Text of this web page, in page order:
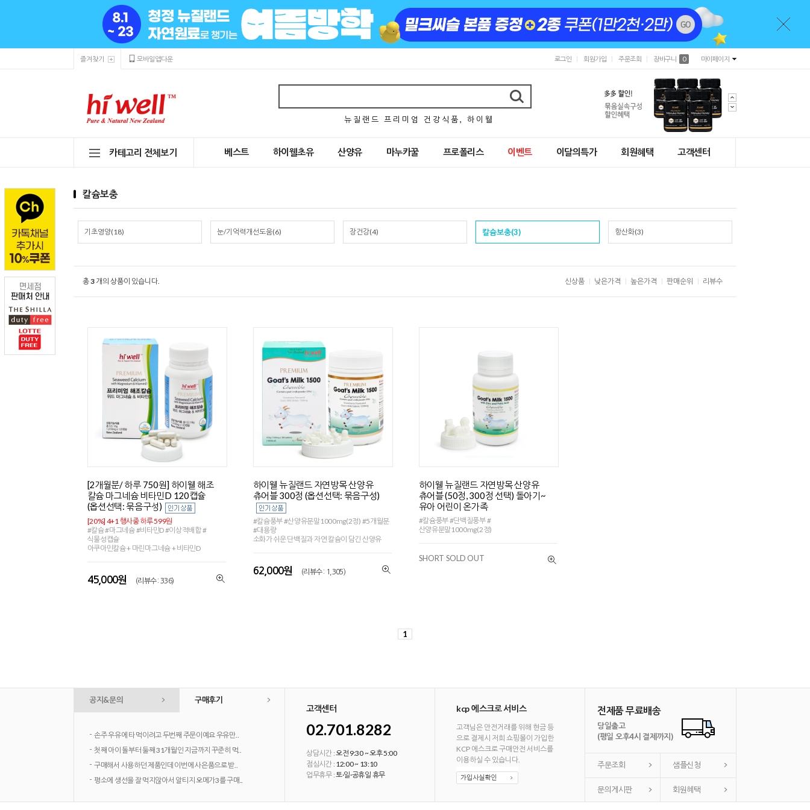
즐겨찾기 모바일앱다운 로그인 회원가입 주문조회 장바구니 0 마이페이지
뉴 질 랜 드 프 리 미 엄 건 강 식 품 , 하 이 웰
카테고리 전체보기 베스트 하이웰초유 산양유 마누카꿀 프로폴리스 이벤트 이달의특가 회원혜택 고객센터
칼슘보충
기초영양(18) 눈/기억력개선도움(6) 장건강(4) 칼슘보충(3) 항산화(3)
총3 개의 상품이 있습니다. 신상품 낮은가격 높은가격 판매순위 리뷰수
[2개월분/ 하루 750원] 하이웰 해조
칼슘 마그네슘 비타민D 120캡슐
(옵션선택: 묶음구성)
[20%] 4+1 행사중 하루 599원
#칼슘 #마그네슘 #비타민D #이상적배합 #
식물성캡슐
아쿠아민칼슘 + 마린마그네슘 + 비타민D
45,000원 (리뷰수 : 336)
하이웰 뉴질랜드 자연방목 산양유
츄어블 300정 (옵션선택: 묶음구성)
#칼슘풍부 #산양유분말1000mg(2정) #5개월분
#대용량
소화가 쉬운 단백질과 자연 칼슘이 담긴 산양유
62,000원 (리뷰수 : 1,305)
하이웰 뉴질랜드 자연방목 산양유
츄어블 (50정, 300정 선택) 돌아기~
유아 어린이 온가족
#칼슘풍부 #단백질풍부 #
산양유분말1000mg(2정)
SHORT SOLD OUT
1
공지&문의 구매후기
- 손주 우유에 타 먹이려고 두번째 주문이예요 우유만..
- 첫째 아이 돌부터 둘째 31개월인 지금까지 꾸준히 먹..
- 구매해서 사용하던 제품인데 이번에 사은품으로 받..
- 평소에 생선을 잘 먹지않아서 알티지 오메가3를 구매..
고객센터
02.701.8282
상담시간 :오전 9:30 ~ 오후 5:00
점심시간 : 12:00 ~ 13:10
업무휴무 :토·일·공휴일 휴무
kcp 에스크로 서비스
고객님은 안전거래를 위해 현금 등
으로 결제시 저희 쇼핑몰이 가입한
KCP 에스크로 구매안전 서비스를
이용하실 수 있습니다.
전제품 무료배송
당일출고
(평일 오후4시 결제까지)
주문조회 샘플신청
문의게시판 회원혜택